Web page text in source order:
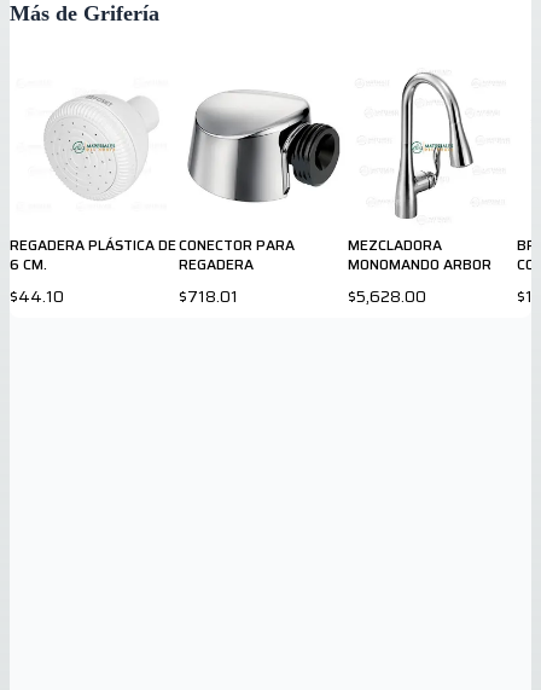
Más de Grifería
REGADERA PLÁSTICA DE
6 CM.
$44.10
CONECTOR PARA
REGADERA
$718.01
MEZCLADORA
MONOMANDO ARBOR
$5,628.00